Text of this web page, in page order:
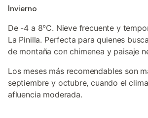
Invierno
De -4 a 8°C. Nieve frecuente y
La Pinilla. Perfecta para quienes
de montaña con chimenea y paisaje
Los meses más recomendables son
septiembre y octubre, cuando el
afluencia moderada.